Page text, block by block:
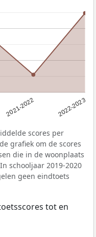
2021-2022 2022-2023
scores per
grafiek om de scores
die in de woonplaats
schooljaar 2019-2020
geen eindtoets
tot en